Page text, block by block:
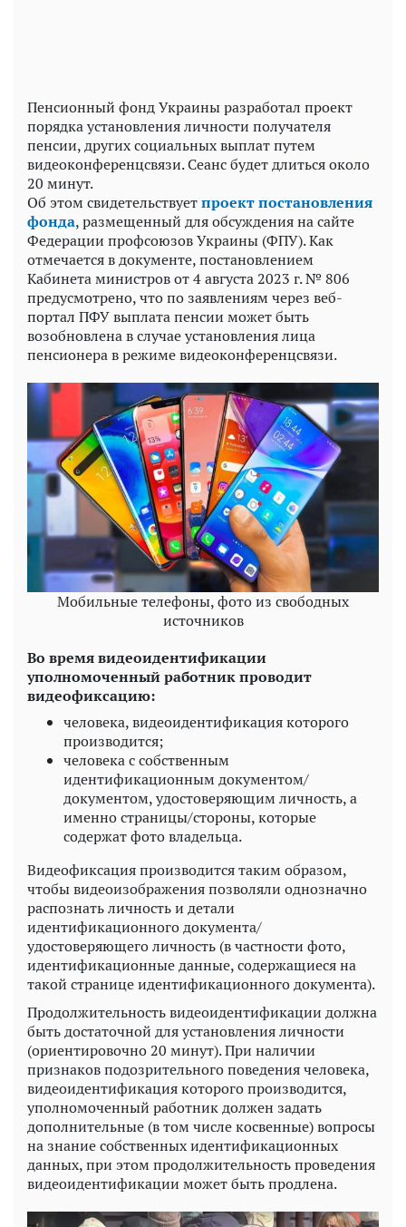
Пенсионный фонд Украины разработал проект
порядка установления личности получателя
пенсии, других социальных выплат путем
видеоконференцсвязи. Сеанс будет длиться около
20 минут.
Об этом свидетельствуетпроект постановления
фонда, размещенный для обсуждения на сайте
Федерации профсоюзов Украины (ФПУ). Как
отмечается в документе, постановлением
Кабинета министров от 4 августа 2023 г. № 806
предусмотрено, что по заявлениям через веб-
портал ПФУ выплата пенсии может быть
возобновлена в случае установления лица
пенсионера в режиме видеоконференцсвязи.
Мобильные телефоны, фото из свободных
источников
Во время видеоидентификации
уполномоченный работник проводит
видеофиксацию:
человека, видеоидентификация которого
производится;
человека с собственным
идентификационным документом/
документом, удостоверяющим личность, а
именно страницы/стороны, которые
содержат фото владельца.
Видеофиксация производится таким образом,
чтобы видеоизображения позволяли однозначно
распознать личность и детали
идентификационного документа/
удостоверяющего личность (в частности фото,
идентификационные данные, содержащиеся на
такой странице идентификационного документа).
Продолжительность видеоидентификации должна
быть достаточной для установления личности
(ориентировочно 20 минут). При наличии
признаков подозрительного поведения человека,
видеоидентификация которого производится,
уполномоченный работник должен задать
дополнительные (в том числе косвенные) вопросы
на знание собственных идентификационных
данных, при этом продолжительность проведения
видеоидентификации может быть продлена.